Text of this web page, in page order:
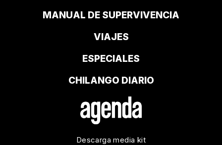
MANUAL DE SUPERVIVENCIA
VIAJES
ESPECIALES
CHILANGO DIARIO
Descarga media kit